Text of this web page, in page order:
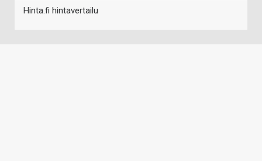
Hinta.fi hintavertailu